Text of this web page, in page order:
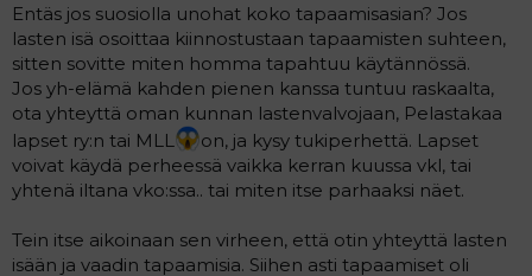
Entäs jos suosiolla unohat koko tapaamisasian? Jos
lasten isä osoittaa kiinnostustaan tapaamisten suhteen,
sitten sovitte miten homma tapahtuu käytännössä.
Jos yh-elämä kahden pienen kanssa tuntuu raskaalta,
ota yhteyttä oman kunnan lastenvalvojaan, Pelastakaa
lapset ry:n tai MLL
on, ja kysy tukiperhettä. Lapset
voivat käydä perheessä vaikka kerran kuussa vkl, tai
yhtenä iltana vko:ssa.. tai miten itse parhaaksi näet.
Tein itse aikoinaan sen virheen, että otin yhteyttä lasten
isään ja vaadin tapaamisia. Siihen asti tapaamiset oli